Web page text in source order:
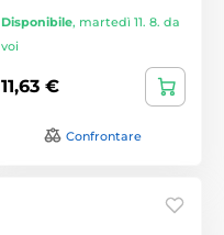
Disponibile, martedì 11. 8. da
voi
11,63 €
Confrontare